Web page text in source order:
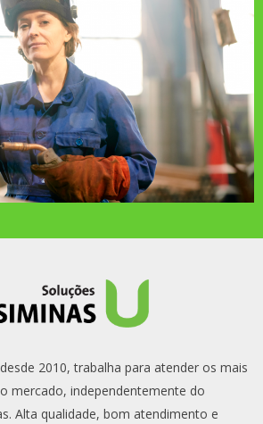
2010, trabalha para atender os mais
mercado, independentemente do
Alta qualidade, bom atendimento e